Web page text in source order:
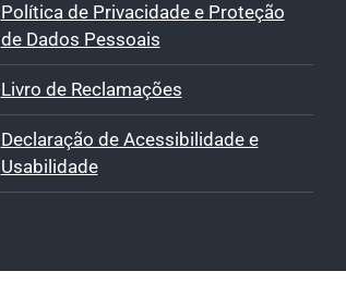
Política de Privacidade e Proteção
de Dados Pessoais
Livro de Reclamações
Declaração de Acessibilidade e
Usabilidade